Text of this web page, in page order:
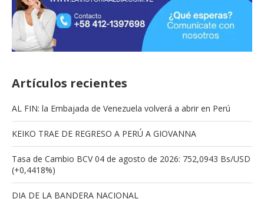
Artículos recientes
AL FIN: la Embajada de Venezuela volverá a abrir en Perú
KEIKO TRAE DE REGRESO A PERÚ A GIOVANNA
Tasa de Cambio BCV 04 de agosto de 2026: 752,0943 Bs/USD
(+0,4418%)
DIA DE LA BANDERA NACIONAL